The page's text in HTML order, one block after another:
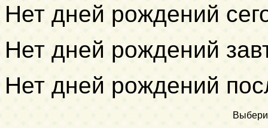
Нет дней рождений
Нет дней рождений
Нет дней рождений